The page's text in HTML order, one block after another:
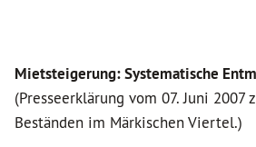
Mietsteigerung: Systematische
(Presseerklärung vom 07. Juni 2007
Beständen im Märkischen Viertel.)